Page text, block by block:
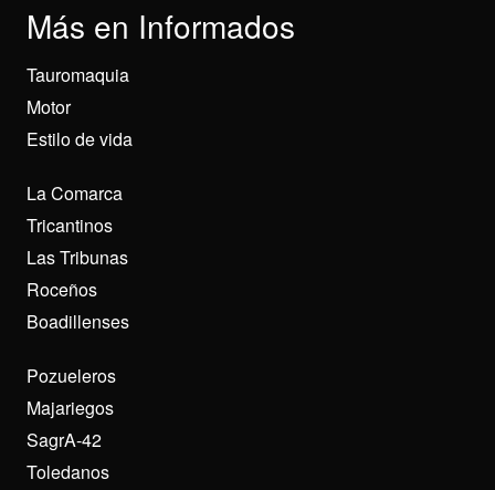
Más en Informados
Tauromaquia
Motor
Estilo de vida
La Comarca
Tricantinos
Las Tribunas
Roceños
Boadillenses
Pozueleros
Majariegos
SagrA-42
Toledanos